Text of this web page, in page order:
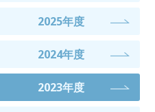
2025年度
2024年度
2023年度